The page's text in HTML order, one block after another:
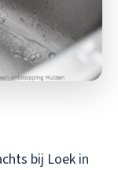
bij Loek in